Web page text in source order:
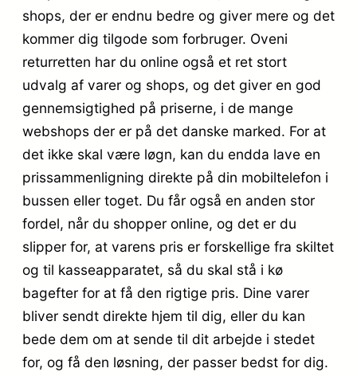
shops, der er endnu bedre og giver mere og det
kommer dig tilgode som forbruger. Oveni
returretten har du online også et ret stort
udvalg af varer og shops, og det giver en god
gennemsigtighed på priserne, i de mange
webshops der er på det danske marked. For at
det ikke skal være løgn, kan du endda lave en
prissammenligning direkte på din mobiltelefon i
bussen eller toget. Du får også en anden stor
fordel, når du shopper online, og det er du
slipper for, at varens pris er forskellige fra skiltet
og til kasseapparatet, så du skal stå i kø
bagefter for at få den rigtige pris. Dine varer
bliver sendt direkte hjem til dig, eller du kan
bede dem om at sende til dit arbejde i stedet
for, og få den løsning, der passer bedst for dig.